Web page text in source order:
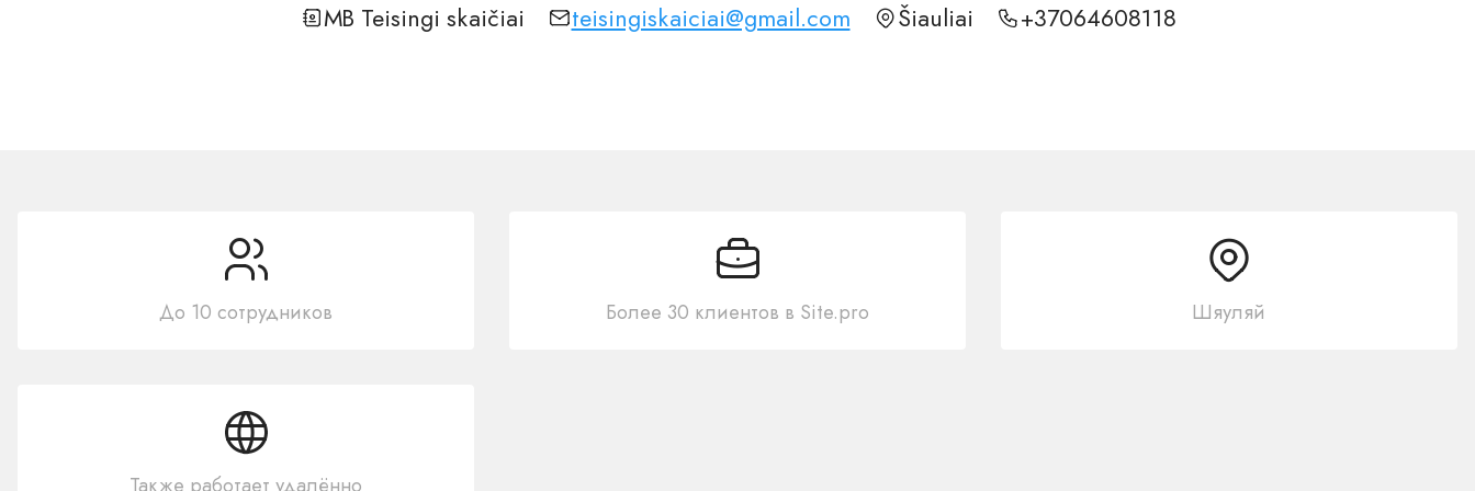
MB Teisingi skaičiai teisingiskaiciai@gmail.com Šiauliai +37064608118
До 10 сотрудников Более 30 клиентов в Site.pro Шяуляй